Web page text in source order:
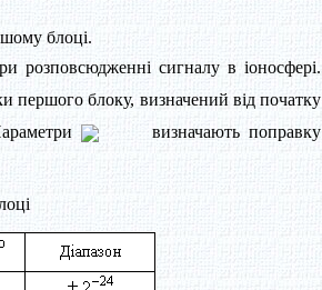
блоці.
розповсюдженні сигналу в іоносфері.
першого блоку, визначений від початку
визначають поправку